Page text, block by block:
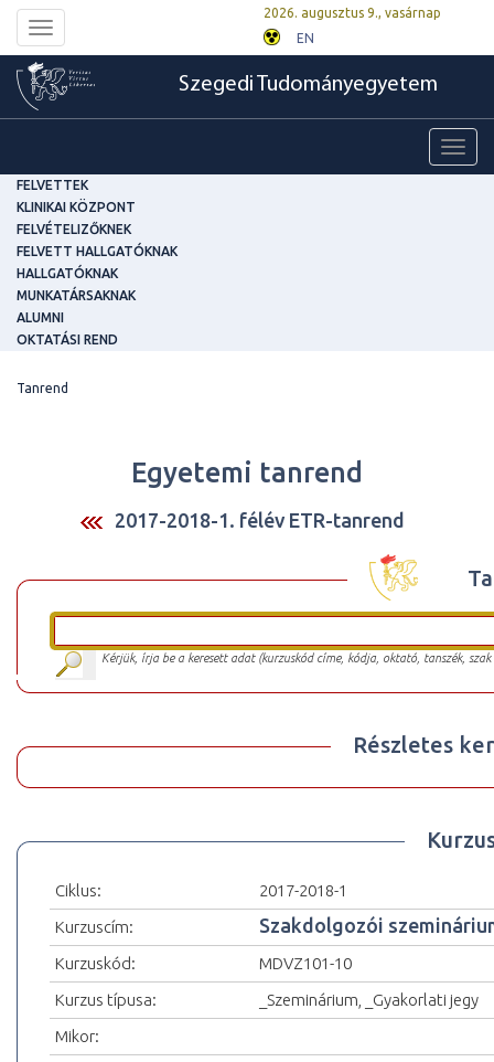
Toggle
navigation
2026. augusztus 9., vasárnap
EN
Szegedi Tudományegyetem
FELVETTEK
KLINIKAI KÖZPONT
FELVÉTELIZŐKNEK
FELVETT HALLGATÓKNAK
HALLGATÓKNAK
MUNKATÁRSAKNAK
ALUMNI
OKTATÁSI REND
Tanrend
Egyetemi tanrend
2017-2018-1. félév ETR-tanrend
Kérjük, írja be a keresett adat (kurzuskód címe, kódja, oktató, tanszék,
Részletes
Ciklus:
2017-2018-1
Kurzuscím:
Szakdolgozói
Kurzuskód:
MDVZ101-10
Kurzus típusa:
_Szeminárium, _Gyakorlati jegy
Mikor: